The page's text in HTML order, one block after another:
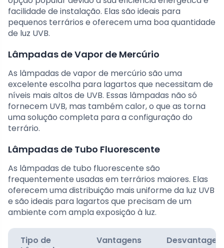
facilidade de instalação. Elas são ideais para
pequenos terrários e oferecem uma boa quantidade
de luz UVB.
Lâmpadas de Vapor de Mercúrio
As lâmpadas de vapor de mercúrio são uma
excelente escolha para lagartos que necessitam de
níveis mais altos de UVB. Essas lâmpadas não só
fornecem UVB, mas também calor, o que as torna
uma solução completa para a configuração do
terrário.
Lâmpadas de Tubo Fluorescente
As lâmpadas de tubo fluorescente são
frequentemente usadas em terrários maiores. Elas
oferecem uma distribuição mais uniforme da luz UVB
e são ideais para lagartos que precisam de um
ambiente com ampla exposição à luz.
Tipo de
Vantagens